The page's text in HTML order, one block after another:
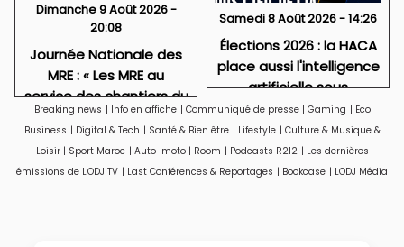
Dimanche 9 Août 2026 -
20:08
Journée Nationale des
MRE : « Les MRE au
service des chantiers du
Maroc 2030 »
Samedi 8 Août 2026 - 14:26
Élections 2026 : la HACA
place aussi l'intelligence
artificielle sous
surveillance
Breaking news | Info en affiche | Communiqué de presse | Gaming | Eco
Business | Digital & Tech | Santé & Bien être | Lifestyle | Culture & Musique &
Loisir | Sport Maroc | Auto-moto | Room | Podcasts R212 | Les dernières
émissions de L'ODJ TV | Last Conférences & Reportages | Bookcase | LODJ Média